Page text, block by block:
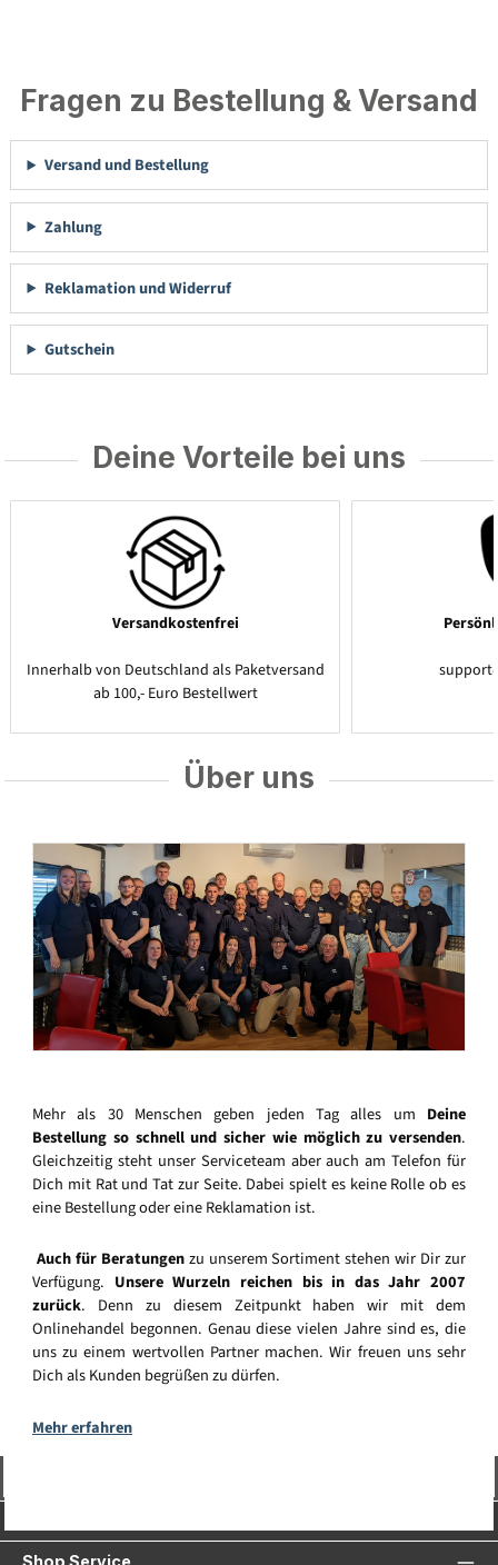
Fragen zu Bestellung & Versand
Versand und Bestellung
Zahlung
Reklamation und Widerruf
Gutschein
Deine Vorteile bei uns
Versandkostenfrei
Innerhalb von Deutschland als Paketversand
ab 100,- Euro Bestellwert
Über uns
Mehr als 30 Menschen geben jeden Tag alles um Deine
Bestellung so schnell und sicher wie möglich zu versenden.
Gleichzeitig steht unser Serviceteam aber auch am Telefon für
Dich mit Rat und Tat zur Seite. Dabei spielt es keine Rolle ob es
eine Bestellung oder eine Reklamation ist.
Auch für Beratungenzu unserem Sortiment stehen wir Dir zur
Verfügung. Unsere Wurzeln reichen bis in das Jahr 2007
zurück. Denn zu diesem Zeitpunkt haben wir mit dem
Onlinehandel begonnen. Genau diese vielen Jahre sind es, die
uns zu einem wertvollen Partner machen. Wir freuen uns sehr
Dich als Kunden begrüßen zu dürfen.
Mehr erfahren